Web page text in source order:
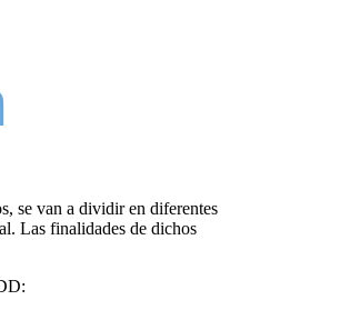
se van a dividir en diferentes
Las finalidades de dichos